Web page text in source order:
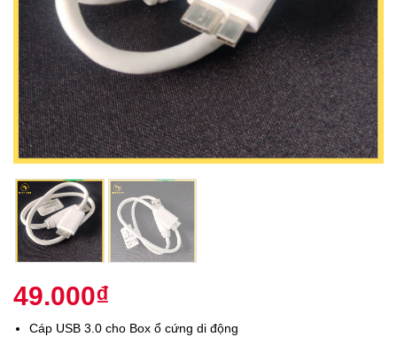
49.000₫
Cáp USB 3.0 cho Box ổ cứng di động